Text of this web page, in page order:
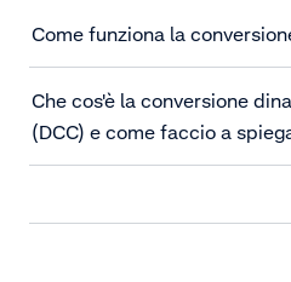
Come funziona la
Che cos'è la conversione
(DCC) e come faccio a